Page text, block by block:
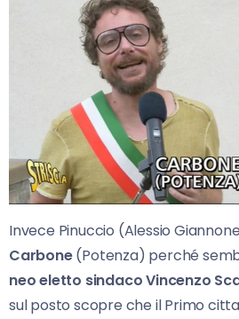
Invece Pinuccio (Alessio
Carbone(Potenza) perché
neo eletto sindaco Vincenzo
sul posto scopre che il Primo